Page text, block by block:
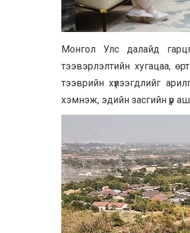
Монгол Улс далайд
тээвэрлэлтийн хугацаа,
тээврийн хүлээгдлийг
хэмнэж, эдийн засгийн үр